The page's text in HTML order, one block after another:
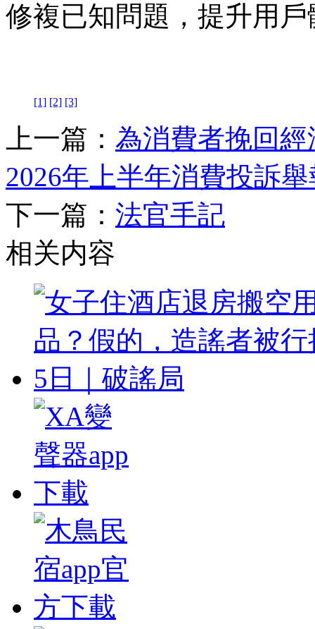
修複已知問題，提升用戶
[1] [2] [3]
上一篇： 為消費者挽回
2026年上半年消費投訴
下一篇： 法官手記
相关内容